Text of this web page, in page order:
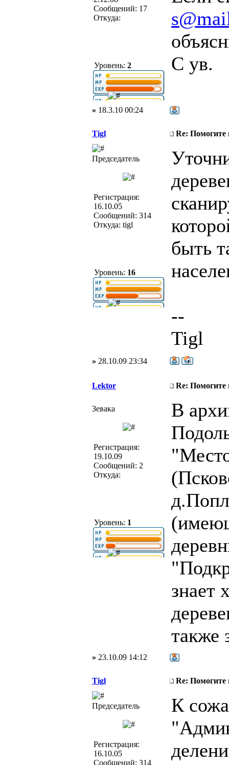
Сообщений: 17
Откуда:
Уровень: 2
С ув.
» 18.3.10 00:24
Tigl Re:
Председатель
Регистрация:
16.10.05
Сообщений: 314
Откуда: tigl
Уровень: 16
быть
--
Tigl
» 28.10.09 23:34
Lektor Re:
Зевака
Регистрация:
19.10.09
Сообщений: 2
Откуда:
Уровень: 1
В
знает
также
» 23.10.09 14:12
Tigl Re:
Председатель
Регистрация:
16.10.05
Сообщений: 314
К